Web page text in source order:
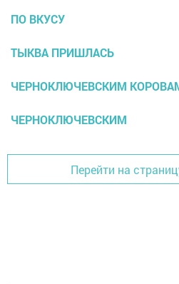
ПО ВКУСУ
ТЫКВА ПРИШЛАСЬ
ЧЕРНОКЛЮЧЕВСКИМ
ЧЕРНОКЛЮЧЕВСКИМ
Перейти на